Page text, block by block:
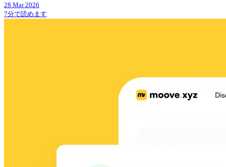
28 Mar 2026
7分で読めます